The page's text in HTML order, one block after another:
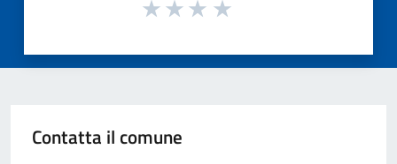
Contatta il comune